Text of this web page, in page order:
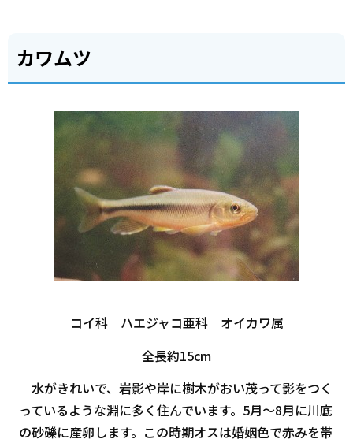
カワムツ
コイ科 ハエジャコ亜科 オイカワ属
全長約15cm
水がきれいで、岩影や岸に樹木がおい茂って影をつく
っているような淵に多く住んでいます。5月～8月に川底
の砂礫に産卵します。この時期オスは婚姻色で赤みを帯